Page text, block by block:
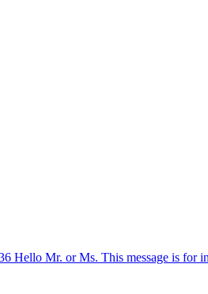
Hello Mr. or Ms. This message is for